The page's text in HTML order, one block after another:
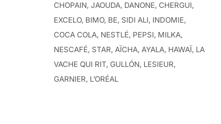
CHOPAIN, JAOUDA, DANONE, CHERGUI,
EXCELO, BIMO, BE, SIDI ALI, INDOMIE,
COCA COLA, NESTLÉ, PEPSI, MILKA,
NESCAFÉ, STAR, AÏCHA, AYALA, HAWAÏ, LA
VACHE QUI RIT, GULLÓN, LESIEUR,
GARNIER, L’ORÉAL